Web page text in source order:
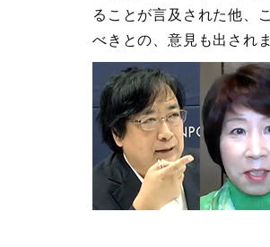
ることが言及された他、
べきとの、意見も出され